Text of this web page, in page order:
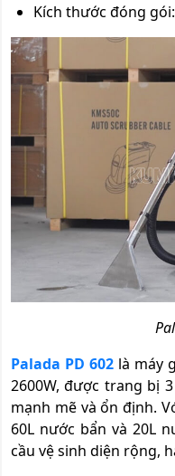
Kích thước đóng
Palada PD 602 là máy
2600W, được trang bị
mạnh mẽ và ổn định.
60L nước bẩn và 20L
cầu vệ sinh diện rộng,